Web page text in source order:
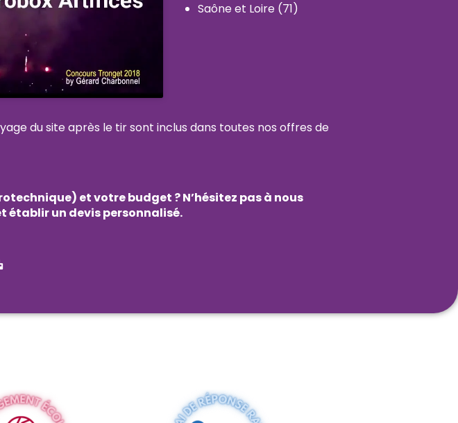
Saône et Loire (71)
du site après le tir sont inclus dans toutes nos offres de
et votre budget ? N’hésitez pas à nous
établir un devis personnalisé.